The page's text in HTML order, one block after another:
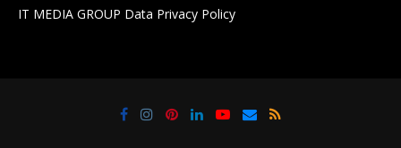
IT MEDIA GROUP Data Privacy Policy